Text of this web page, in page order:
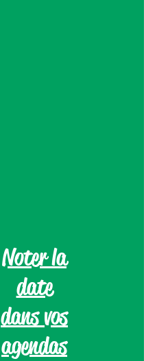
Noter la
date
dans vos
agendas